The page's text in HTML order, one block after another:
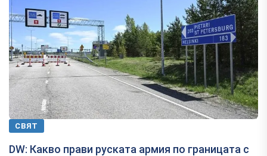
СВЯТ
​​​​​​​DW: Какво прави руската армия по границата с